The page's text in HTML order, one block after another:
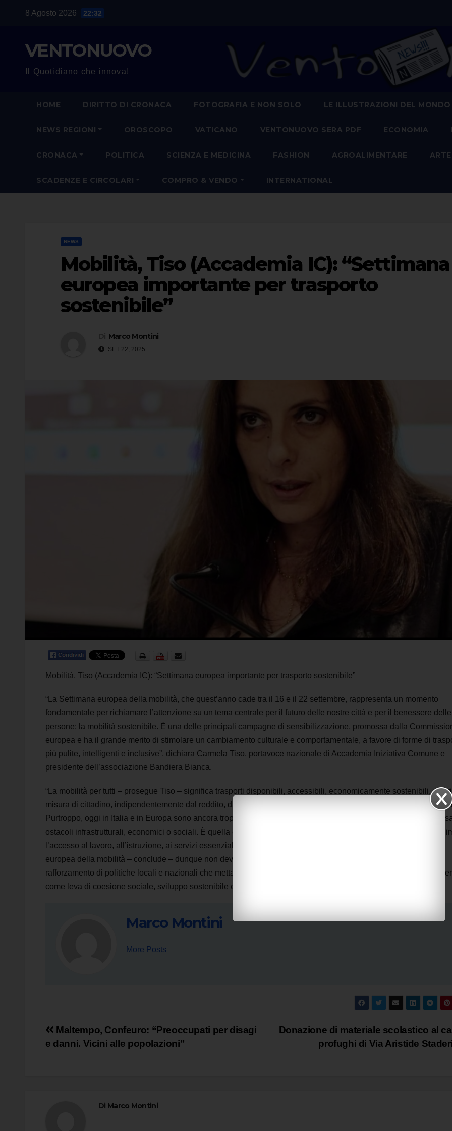
8 Agosto 2026 22:32
VENTONUOVO
Il Quotidiano che innova!
HOME DIRITTO DI CRONACA FOTOGRAFIA E NON SOLO LE ILLUSTRAZIONI DEL
NEWS REGIONI OROSCOPO VATICANO VENTONUOVO SERA PDF ECONOMIA
CRONACA POLITICA SCIENZA E MEDICINA FASHION AGROALIMENTARE ARTE
SCADENZE E CIRCOLARI COMPRO & VENDO INTERNATIONAL
NEWS
Mobilità, Tiso (Accademia IC): “Settimana
europea importante per trasporto
sostenibile”
Marco Montini
SET 22, 2025
Mobilità, Tiso (Accademia IC): “Settimana europea importante per trasporto sostenibile”
“La Settimana europea della mobilità, che quest’anno cade tra il 16 e il 22 settembre, rappresenta un momento
fondamentale per richiamare l’attenzione su un tema centrale per il futuro delle nostre città e per il benessere delle
persone: la mobilità sostenibile. È una delle principali campagne di sensibilizzazione, promossa dalla
europea e ha il grande merito di stimolare un cambiamento culturale e comportamentale, a favore di forme di
più pulite, intelligenti e inclusive”, dichiara Carmela Tiso, portavoce nazionale di Accademia Iniziativa Comune e
presidente dell’associazione Bandiera Bianca.
“La mobilità per tutti – prosegue Tiso – significa trasporti disponibili, accessibili, economicamente sostenibili,
misura di cittadino, indipendentemente dal reddito, dalla posizione geografica, dal genere o dalle abilità
Purtroppo, oggi in Italia e in Europa sono ancora troppe le persone escluse da un sistema equo di mobilità a
ostacoli infrastrutturali, economici o sociali. È quella che viene definita povertà dei trasporti, una condizione che
l’accesso al lavoro, all’istruzione, ai servizi essenziali e alla piena partecipazione alla vita sociale. La Settimana
europea della mobilità – conclude – dunque non deve restare un evento isolato, ma rappresentare l’avvio o il
rafforzamento di politiche locali e nazionali che mettano davvero al centro il diritto alla mobilità sostenibile e
come leva di coesione sociale, sviluppo sostenibile e innovazione”.
Marco Montini
More Posts
Navigazione
Donazione di materiale scolastico al
profughi di Via Aristide
Maltempo, Confeuro: “Preoccupati per disagi
e danni. Vicini alle popolazioni”
Di Marco Montini